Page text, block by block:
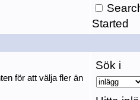
Started
för att välja fler än
Sök i